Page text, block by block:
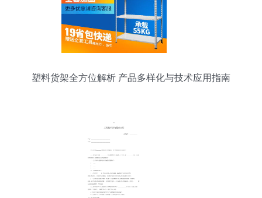
塑料货架全方位解析 产品多样化与技术应用指南